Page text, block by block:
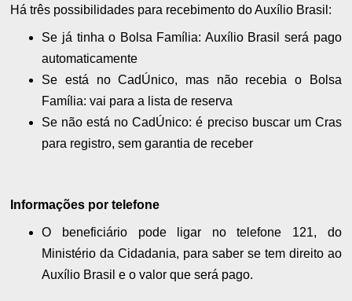
Há três possibilidades para recebimento do Auxílio Brasil:
Se já tinha o Bolsa Família: Auxílio Brasil será pago
automaticamente
Se está no CadÚnico, mas não recebia o Bolsa
Família: vai para a lista de reserva
Se não está no CadÚnico: é preciso buscar um Cras
para registro, sem garantia de receber
Informações por telefone
O beneficiário pode ligar no telefone 121, do
Ministério da Cidadania, para saber se tem direito ao
Auxílio Brasil e o valor que será pago.